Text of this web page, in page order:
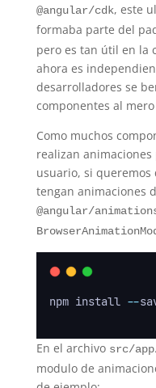
@angular/cdk, este
formaba parte del
pero es tan útil en la
ahora es
desarrolladores se
componentes al
Como muchos
realizan
usuario, si
tengan animaciones
@angular/
npm install --
En el archivo src/
modulo de